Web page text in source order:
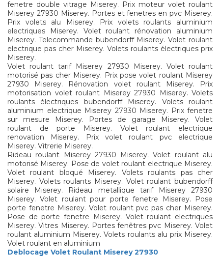
fenetre double vitrage Miserey. Prix moteur volet roulant
Miserey 27930 Miserey. Portes et fenetres en pvc Miserey.
Prix volets alu Miserey. Prix volets roulants aluminium
electriques Miserey. Volet roulant rénovation aluminium
Miserey. Telecommande bubendorff Miserey. Volet roulant
electrique pas cher Miserey. Volets roulants électriques prix
Miserey.
Volet roulant tarif Miserey 27930 Miserey. Volet roulant
motorisé pas cher Miserey. Prix pose volet roulant Miserey
27930 Miserey. Rénovation volet roulant Miserey. Prix
motorisation volet roulant Miserey 27930 Miserey. Volets
roulants électriques bubendorff Miserey. Volets roulant
aluminium electrique Miserey 27930 Miserey. Prix fenetre
sur mesure Miserey. Portes de garage Miserey. Volet
roulant de porte Miserey. Volet roulant electrique
renovation Miserey. Prix volet roulant pvc electrique
Miserey. Vitrerie Miserey.
Rideau roulant Miserey 27930 Miserey. Volet roulant alu
motorisé Miserey. Pose de volet roulant electrique Miserey.
Volet roulant bloqué Miserey. Volets roulants pas cher
Miserey. Volets roulants Miserey. Volet roulant bubendorff
solaire Miserey. Rideau metallique tarif Miserey 27930
Miserey. Volet roulant pour porte fenetre Miserey. Pose
porte fenetre Miserey. Volet roulant pvc pas cher Miserey.
Pose de porte fenetre Miserey. Volet roulant electriques
Miserey. Vitres Miserey. Portes fenêtres pvc Miserey. Volet
roulant aluminium Miserey. Volets roulants alu prix Miserey.
Volet roulant en aluminium
Deblocage Volet Roulant Miserey 27930